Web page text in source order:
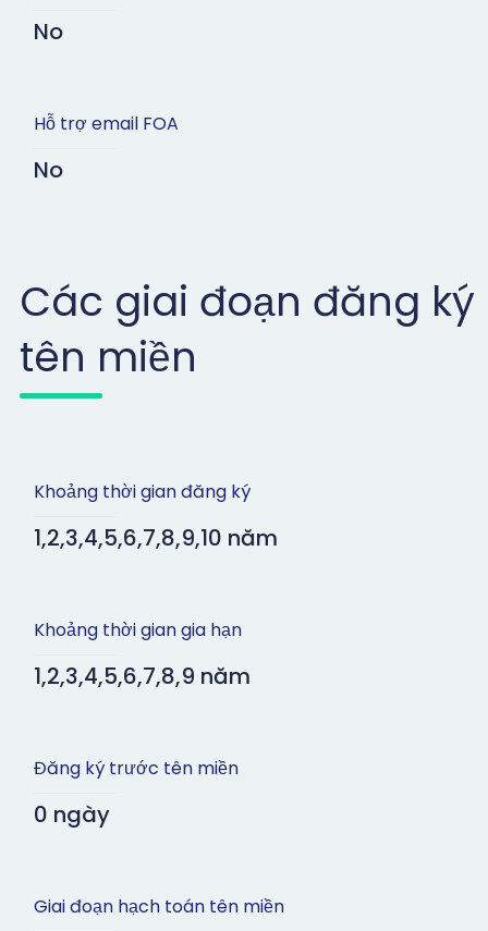
No
Hỗ trợ email FOA
No
Các giai đoạn đăng ký
tên miền
Khoảng thời gian đăng ký
1,2,3,4,5,6,7,8,9,10 năm
Khoảng thời gian gia hạn
1,2,3,4,5,6,7,8,9 năm
Đăng ký trước tên miền
0 ngày
Giai đoạn hạch toán tên miền